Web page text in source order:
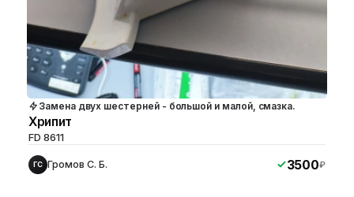
Замена двух шестерней - большой и малой, смазка.
Хрипит
FD 8611
ГС Громов С. Б. 3500₽